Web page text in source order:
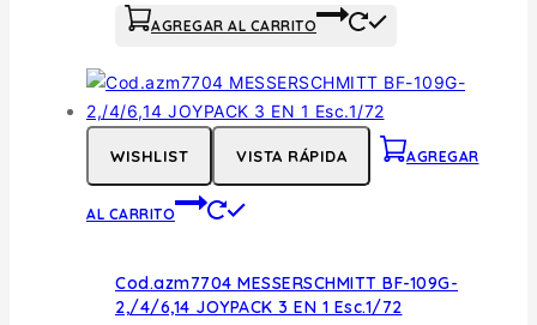
AGREGAR AL CARRITO
WISHLIST VISTA RÁPIDA AGREGAR
AL CARRITO
Cod.azm7704 MESSERSCHMITT BF-109G-
2,/4/6,14 JOYPACK 3 EN 1 Esc.1/72